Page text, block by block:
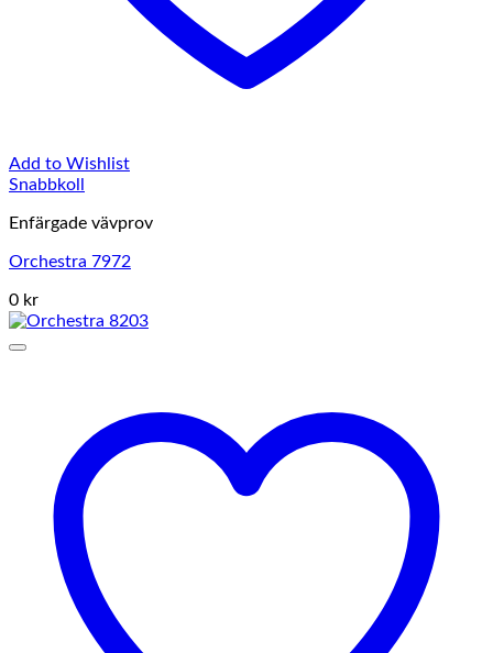
Add to Wishlist
Snabbkoll
Enfärgade vävprov
Orchestra 7972
0 kr